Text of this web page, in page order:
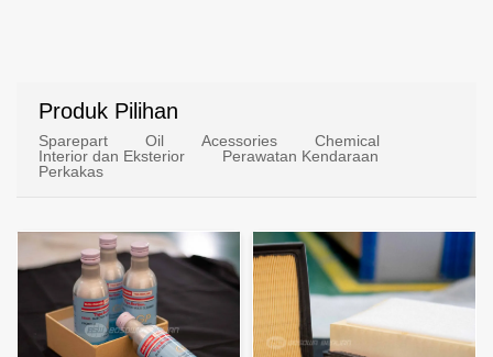
Produk Pilihan
Sparepart Oil Acessories
Chemical
Interior dan Eksterior
Perawatan Kendaraan
Perkakas